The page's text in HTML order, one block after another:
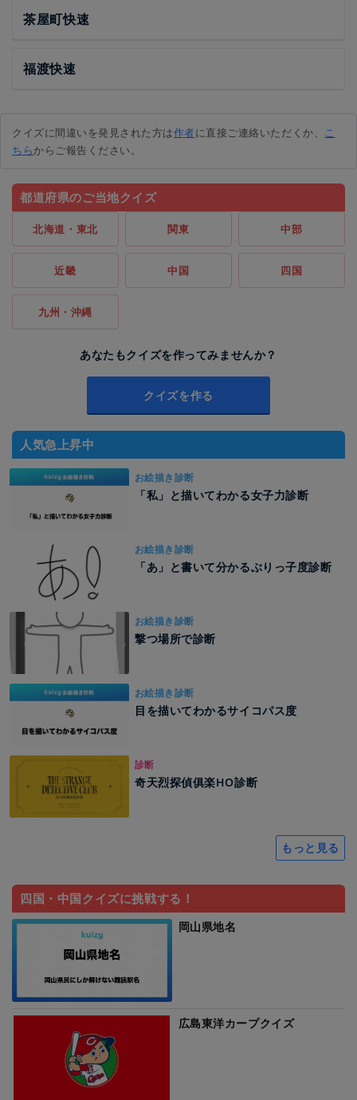
茶屋町快速
福渡快速
クイズに間違いを発見された方は作者に直接ご連絡いただくか、 こ
ちらからご報告ください。
都道府県のご当地クイズ
北海道・東北 関東 中部
近畿 中国 四国
九州・沖縄
あなたもクイズを作ってみませんか？
クイズを作る
人気急上昇中
お絵描き診断
「私」と描いてわかる女子力診断
お絵描き診断
「あ」と書いて分かるぶりっ子度診断
お絵描き診断
撃つ場所で診断
お絵描き診断
目を描いてわかるサイコパス度
診断
奇天烈探偵俱楽HO診断
もっと見る
四国・中国クイズに挑戦する！
岡山県地名
広島東洋カープクイズ